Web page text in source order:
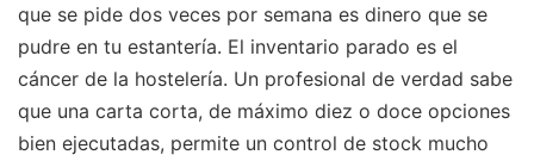
que se pide dos veces por semana es dinero que se
pudre en tu estantería. El inventario parado es el
cáncer de la hostelería. Un profesional de verdad sabe
que una carta corta, de máximo diez o doce opciones
bien ejecutadas, permite un control de stock mucho